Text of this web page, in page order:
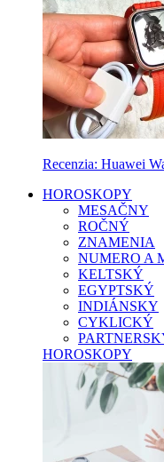
Recenzia: Huawei
HOROSKOPY
MESAČNY
ROČNÝ
ZNAMENIA
NUMERO A
KELTSKÝ
EGYPTSKÝ
INDIÁNSKY
CYKLICKÝ
HOROSKOPY